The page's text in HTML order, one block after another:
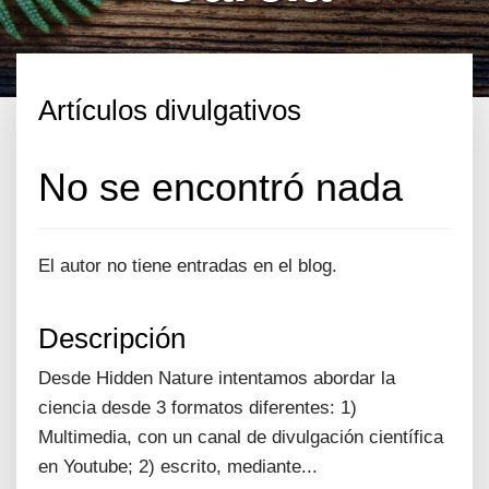
Artículos divulgativos
No se encontró nada
El autor no tiene entradas en el blog.
Descripción
Desde Hidden Nature intentamos abordar la
ciencia desde 3 formatos diferentes: 1)
Multimedia, con un canal de divulgación científica
en Youtube; 2) escrito, mediante...